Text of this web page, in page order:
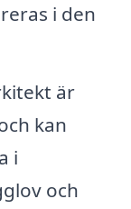
i den
är
kan
i
och